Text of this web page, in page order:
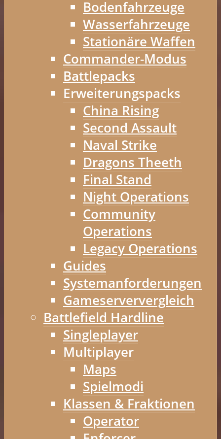
Bodenfahrzeuge
Wasserfahrzeuge
Stationäre Waffen
Commander-Modus
Battlepacks
Erweiterungspacks
China Rising
Second Assault
Naval Strike
Dragons Theeth
Final Stand
Night Operations
Community
Operations
Legacy Operations
Guides
Systemanforderungen
Gameserververgleich
Battlefield Hardline
Singleplayer
Multiplayer
Maps
Spielmodi
Klassen & Fraktionen
Operator